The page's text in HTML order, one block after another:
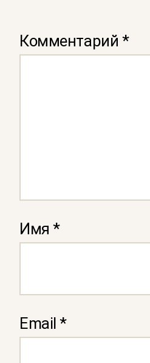
Комментарий *
Имя*
Email*